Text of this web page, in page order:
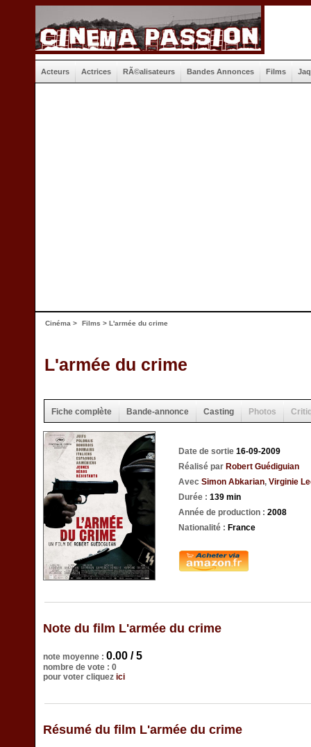
Acteurs Actrices RÃ©alisateurs Bandes Annonces Films
Cinéma > Films > L'armée du crime
L'armée du crime
Fiche complète Bande-annonce Casting Photos
Date de sortie 16-09-2009
Réalisé par Robert Guédiguian
Avec Simon Abkarian, Virginie
Durée : 139 min
Année de production : 2008
Nationalité : France
Note du film L'armée du crime
note moyenne : 0.00 / 5
nombre de vote : 0
pour voter cliquez ici
Résumé du film L'armée du crime